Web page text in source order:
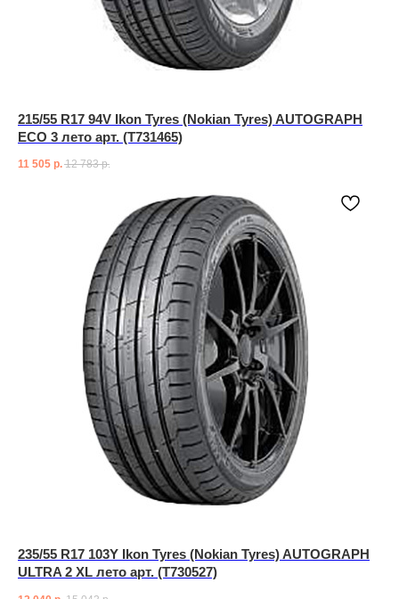
215/55 R17 94V Ikon Tyres (Nokian Tyres) AUTOGRAPH
ECO 3 лето арт. (T731465)
11 505 р. 12 783 р.
235/55 R17 103Y Ikon Tyres (Nokian Tyres) AUTOGRAPH
ULTRA 2 XL лето арт. (T730527)